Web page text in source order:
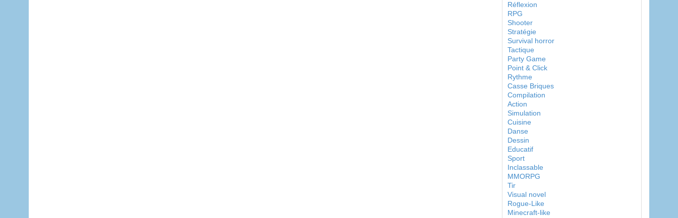
Réflexion
RPG
Shooter
Stratégie
Survival horror
Tactique
Party Game
Point & Click
Rythme
Casse Briques
Compilation
Action
Simulation
Cuisine
Danse
Dessin
Educatif
Sport
Inclassable
MMORPG
Tir
Visual novel
Rogue-Like
Minecraft-like